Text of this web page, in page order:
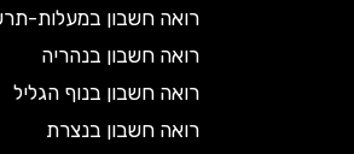
רואה חשבון במעלות-תרשיחא
רואה חשבון בנהריה
רואה חשבון בנוף הגליל
רואה חשבון בנצרת